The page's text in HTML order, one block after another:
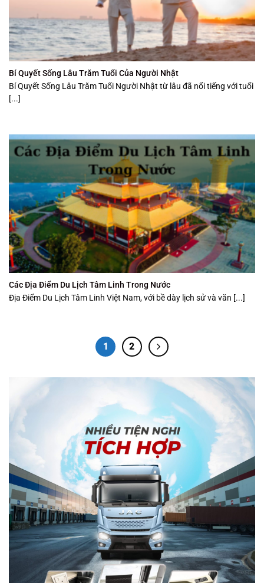
Bí Quyết Sống Lâu Trăm Tuổi Của Người Nhật
Bí Quyết Sống Lâu Trăm Tuổi Người Nhật từ lâu đã nổi tiếng với tuổi
[...]
Các Địa Điểm Du Lịch Tâm Linh Trong Nước
Địa Điểm Du Lịch Tâm Linh Việt Nam, với bề dày lịch sử và văn [...]
1 2